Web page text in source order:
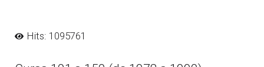
Hits: 1095761